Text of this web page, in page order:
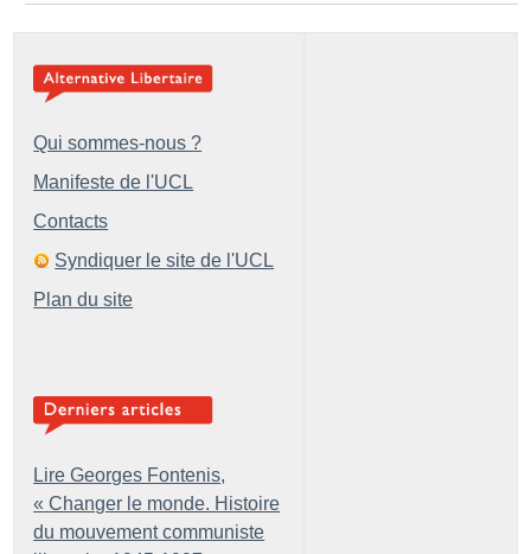
Qui sommes-nous ?
Manifeste de l'UCL
Contacts
Syndiquer le site de l'UCL
Plan du site
Lire Georges Fontenis,
« Changer le monde. Histoire
du mouvement communiste